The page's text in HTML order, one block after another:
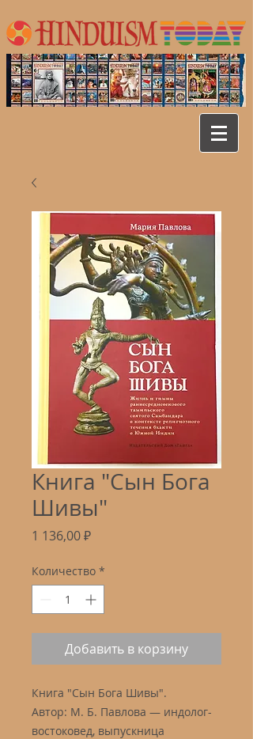
Книга "Сын Бога
Шивы"
1 136,00 ₽Цена
Количество *
Добавить в корзину
Книга "Сын Бога Шивы".
Автор: М. Б. Павлова — индолог-
востоковед, выпускница